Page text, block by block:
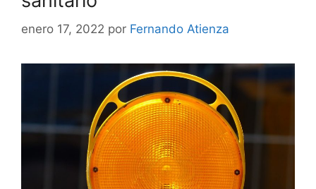
enero 17, 2022 por Fernando Atienza